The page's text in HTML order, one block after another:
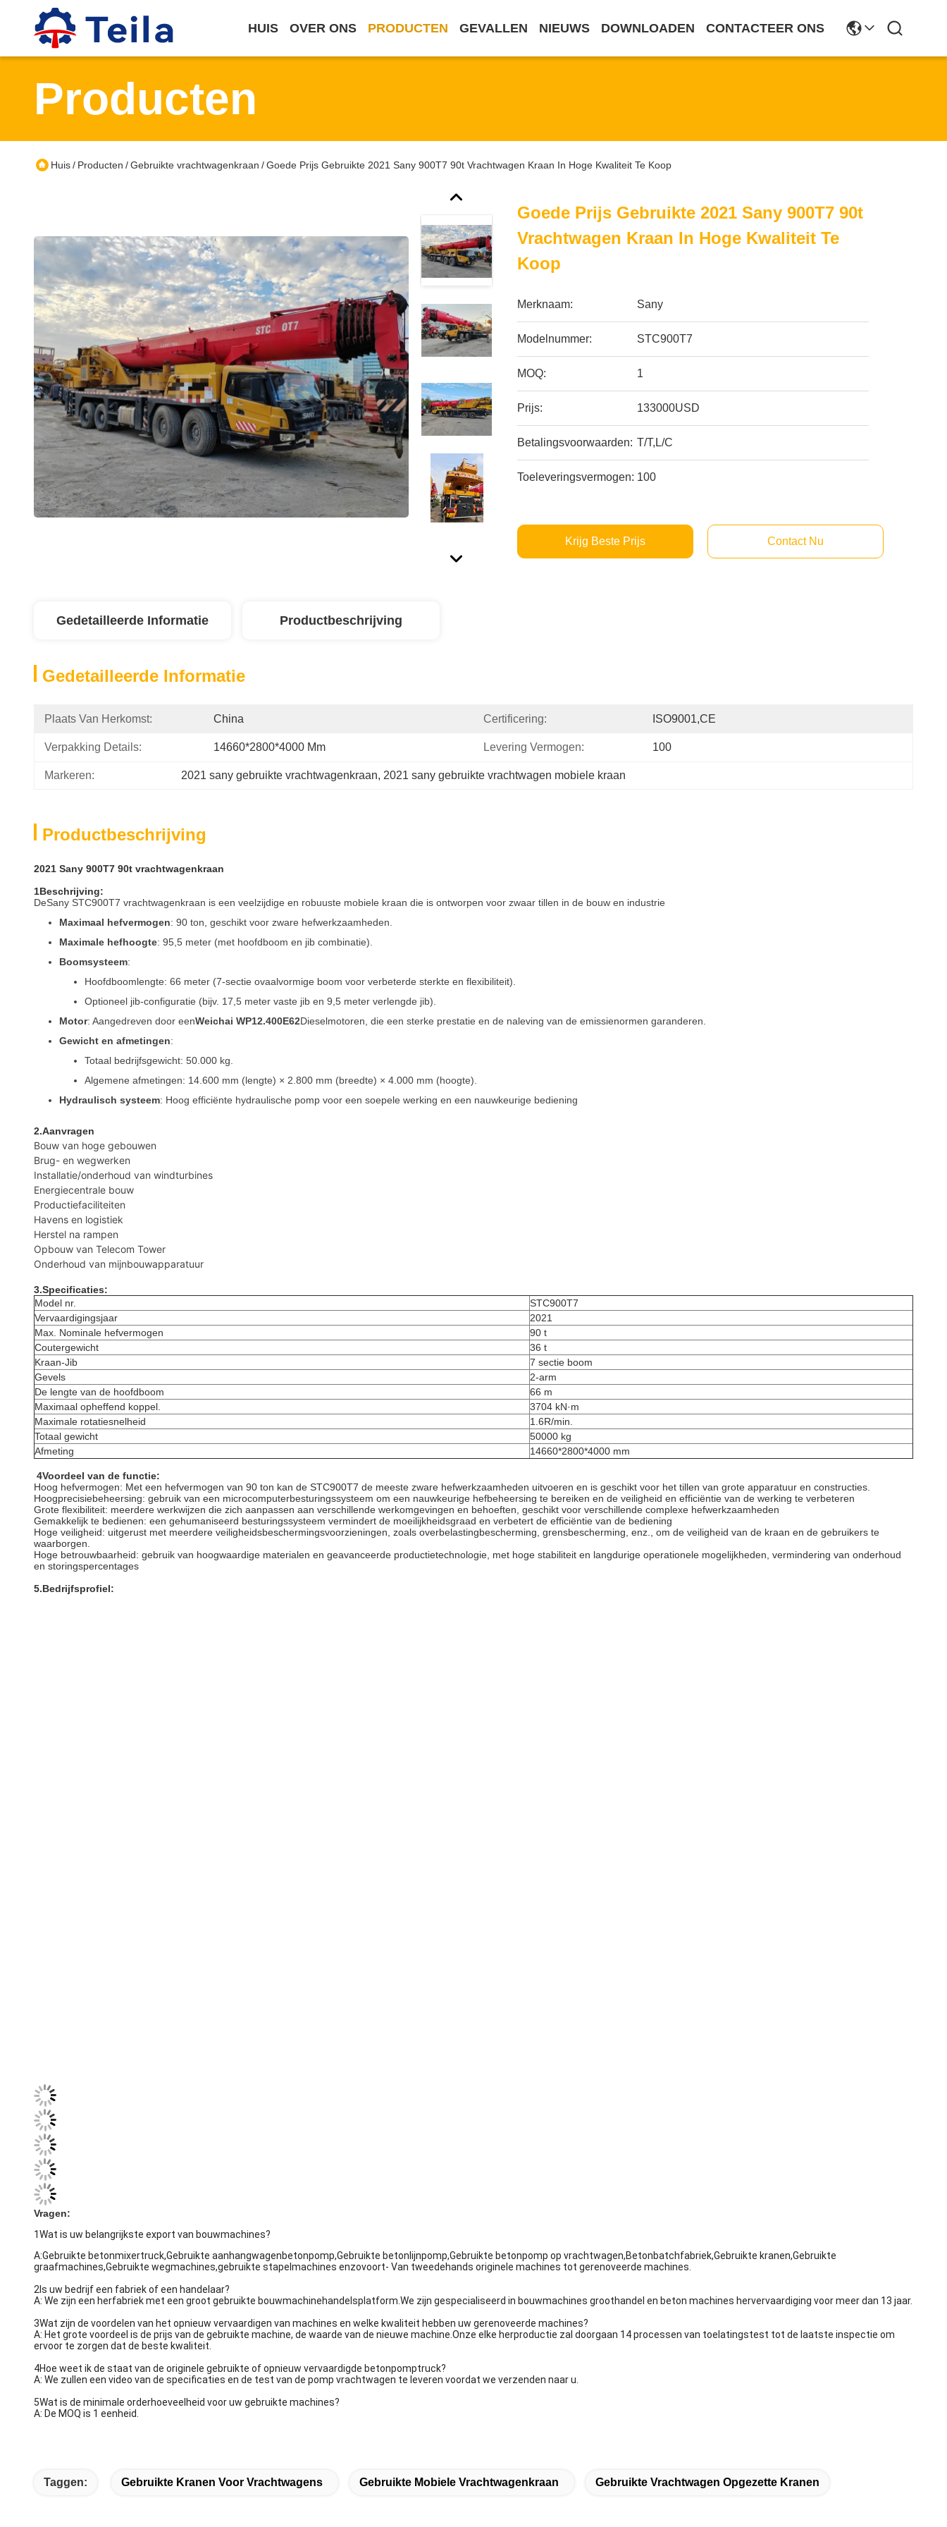
HUIS OVER ONS PRODUCTEN GEVALLEN NIEUWS DOWNLOADEN CONTACTEER ONS
Producten
Huis/ Producten /Gebruikte vrachtwagenkraan /Goede Prijs Gebruikte 2021 Sany 900T7 90t Vrachtwagen Kraan In Hoge Kwaliteit Te Koop
Goede Prijs Gebruikte 2021 Sany 900T7 90t
Vrachtwagen Kraan In Hoge Kwaliteit Te
Koop
Merknaam: Sany
Modelnummer: STC900T7
MOQ: 1
Prijs: 133000USD
Betalingsvoorwaarden: T/T,L/C
Toeleveringsvermogen: 100
Krijg Beste Prijs Contact Nu
Gedetailleerde Informatie Productbeschrijving
Gedetailleerde Informatie
Plaats Van Herkomst: China Certificering: ISO9001,CE
Verpakking Details: 14660*2800*4000 Mm Levering Vermogen: 100
Markeren: 2021 sany gebruikte vrachtwagenkraan, 2021 sany gebruikte vrachtwagen mobiele kraan
Productbeschrijving
2021 Sany 900T7 90t vrachtwagenkraan
1Beschrijving:
DeSany STC900T7 vrachtwagenkraan is een veelzijdige en robuuste mobiele kraan die is ontworpen voor zwaar tillen in de bouw en industrie
Maximaal hefvermogen: 90 ton, geschikt voor zware hefwerkzaamheden.
Maximale hefhoogte: 95,5 meter (met hoofdboom en jib combinatie).
Boomsysteem:
Hoofdboomlengte: 66 meter (7-sectie ovaalvormige boom voor verbeterde sterkte en flexibiliteit).
Optioneel jib-configuratie (bijv. 17,5 meter vaste jib en 9,5 meter verlengde jib).
Motor: Aangedreven door eenWeichai WP12.400E62Dieselmotoren, die een sterke prestatie en de naleving van de emissienormen garanderen.
Gewicht en afmetingen:
Totaal bedrijfsgewicht: 50.000 kg.
Algemene afmetingen: 14.600 mm (lengte) × 2.800 mm (breedte) × 4.000 mm (hoogte).
Hydraulisch systeem: Hoog efficiënte hydraulische pomp voor een soepele werking en een nauwkeurige bediening
2.Aanvragen
Bouw van hoge gebouwen
Brug- en wegwerken
Installatie/onderhoud van windturbines
Energiecentrale bouw
Productiefaciliteiten
Havens en logistiek
Herstel na rampen
Opbouw van Telecom Tower
Onderhoud van mijnbouwapparatuur
3.Specificaties:
Model nr.
STC900T7
Vervaardigingsjaar
2021
Max. Nominale hefvermogen
90 t
Coutergewicht
36 t
Kraan-Jib
7 sectie boom
Gevels
2-arm
De lengte van de hoofdboom
66 m
Maximaal opheffend koppel.
3704 kN·m
Maximale rotatiesnelheid
1.6R/min.
Totaal gewicht
50000 kg
Afmeting
14660*2800*4000 mm
4Voordeel van de functie:
Hoog hefvermogen: Met een hefvermogen van 90 ton kan de STC900T7 de meeste zware hefwerkzaamheden uitvoeren en is geschikt voor het tillen van grote apparatuur en constructies.
Hoogprecisiebeheersing: gebruik van een microcomputerbesturingssysteem om een nauwkeurige hefbeheersing te bereiken en de veiligheid en efficiëntie van de werking te verbeteren
Grote flexibiliteit: meerdere werkwijzen die zich aanpassen aan verschillende werkomgevingen en behoeften, geschikt voor verschillende complexe hefwerkzaamheden
Gemakkelijk te bedienen: een gehumaniseerd besturingssysteem vermindert de moeilijkheidsgraad en verbetert de efficiëntie van de bediening
Hoge veiligheid: uitgerust met meerdere veiligheidsbeschermingsvoorzieningen, zoals overbelastingbescherming, grensbescherming, enz., om de veiligheid van de kraan en de gebruikers te
waarborgen.
Hoge betrouwbaarheid: gebruik van hoogwaardige materialen en geavanceerde productietechnologie, met hoge stabiliteit en langdurige operationele mogelijkheden, vermindering van onderhoud
en storingspercentages
5.Bedrijfsprofiel:
Vragen:
1Wat is uw belangrijkste export van bouwmachines?
A:Gebruikte betonmixertruck,Gebruikte aanhangwagenbetonpomp,Gebruikte betonlijnpomp,Gebruikte betonpomp op vrachtwagen,Betonbatchfabriek,Gebruikte kranen,Gebruikte
graafmachines,Gebruikte wegmachines,gebruikte stapelmachines enzovoort- Van tweedehands originele machines tot gerenoveerde machines.
2Is uw bedrijf een fabriek of een handelaar?
A: We zijn een herfabriek met een groot gebruikte bouwmachinehandelsplatform.We zijn gespecialiseerd in bouwmachines groothandel en beton machines hervervaardiging voor meer dan 13 jaar.
3Wat zijn de voordelen van het opnieuw vervaardigen van machines en welke kwaliteit hebben uw gerenoveerde machines?
A: Het grote voordeel is de prijs van de gebruikte machine, de waarde van de nieuwe machine.Onze elke herproductie zal doorgaan 14 processen van toelatingstest tot de laatste inspectie om
ervoor te zorgen dat de beste kwaliteit.
4Hoe weet ik de staat van de originele gebruikte of opnieuw vervaardigde betonpomptruck?
A: We zullen een video van de specificaties en de test van de pomp vrachtwagen te leveren voordat we verzenden naar u.
5Wat is de minimale orderhoeveelheid voor uw gebruikte machines?
A: De MOQ is 1 eenheid.
Taggen: Gebruikte Kranen Voor Vrachtwagens Gebruikte Mobiele Vrachtwagenkraan Gebruikte Vrachtwagen Opgezette Kranen